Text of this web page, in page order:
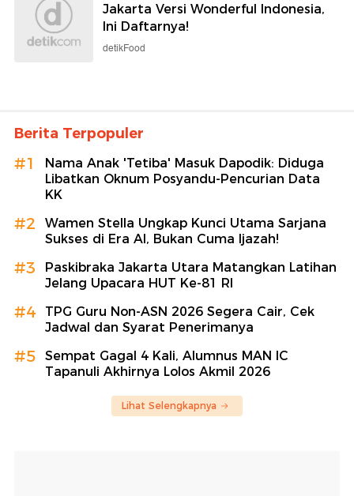
Jakarta Versi Wonderful Indonesia,
Ini Daftarnya!
detikFood
Berita Terpopuler
#1
Nama Anak 'Tetiba' Masuk Dapodik: Diduga
Libatkan Oknum Posyandu-Pencurian Data
KK
#2
Wamen Stella Ungkap Kunci Utama Sarjana
Sukses di Era AI, Bukan Cuma Ijazah!
#3
Paskibraka Jakarta Utara Matangkan Latihan
Jelang Upacara HUT Ke-81 RI
#4
TPG Guru Non-ASN 2026 Segera Cair, Cek
Jadwal dan Syarat Penerimanya
#5
Sempat Gagal 4 Kali, Alumnus MAN IC
Tapanuli Akhirnya Lolos Akmil 2026
Lihat Selengkapnya